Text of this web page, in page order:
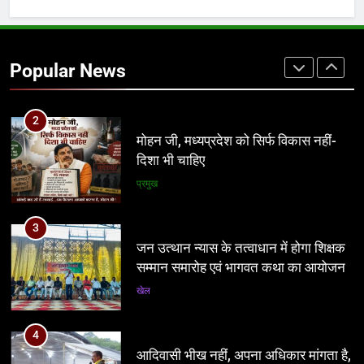
Popular News
2
मोहन जी, मध्यप्रदेश को सिर्फ विकास नहीं-
3
जन उत्थान न्यास के तत्वाधान में होगा शिक्षक
सम्मान समारोह एवं भागवत कथा का आयोजन
खेल
4
आदिवासी भीख नहीं, अपना अधिकार मांगता है,
आदिवासी कोड की लड़ाई एक बार नहीं 100
बार लड़ेंगे: उमंग सिंघार
मध्य प्रदेश
5
यूजीसी विवाद ने बढ़ाई भाजपा की मुश्किलें, अब